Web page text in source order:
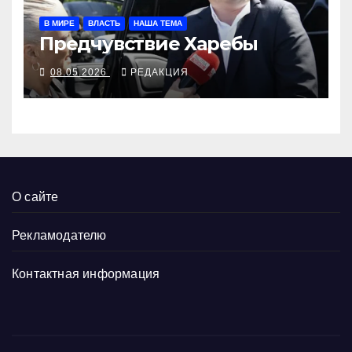
В МИРЕ ВЛАСТЬ НАША ТЕМА
Предчувствие Харебы
08.05.2026 РЕДАКЦИЯ
О сайте
Рекламодателю
Контактная информация